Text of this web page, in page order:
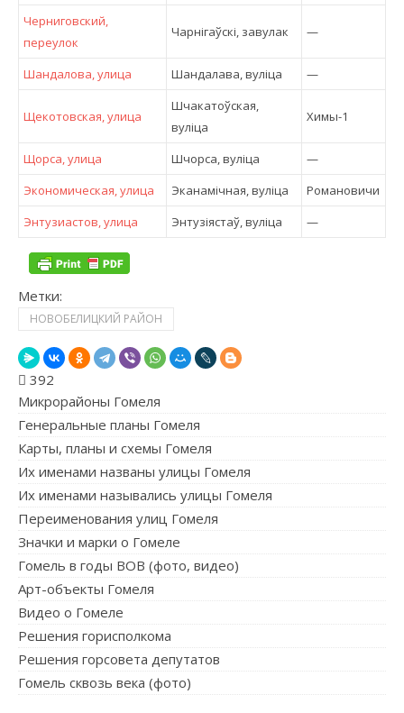
Черниговский,
переулок
Чарнігаўскі, завулак —
Шандалова, улица Шандалава, вулiца —
Щекотовская, улица
Шчакатоўская,
вулiца
Химы-1
Щорса, улица Шчорса, вулiца
—
Экономическая, улица
Эканамічная, вулiца
Романовичи
Энтузиастов, улица
Энтузіястаў, вулiца —
Метки:
НОВОБЕЛИЦКИЙ РАЙОН
392
Микрорайоны Гомеля
Генеральные планы Гомеля
Карты, планы и схемы Гомеля
Их именами названы улицы Гомеля
Их именами назывались улицы Гомеля
Переименования улиц Гомеля
Значки и марки о Гомеле
Гомель в годы ВОВ (фото, видео)
Арт-объекты Гомеля
Видео о Гомеле
Решения горисполкома
Решения горсовета депутатов
Гомель сквозь века (фото)